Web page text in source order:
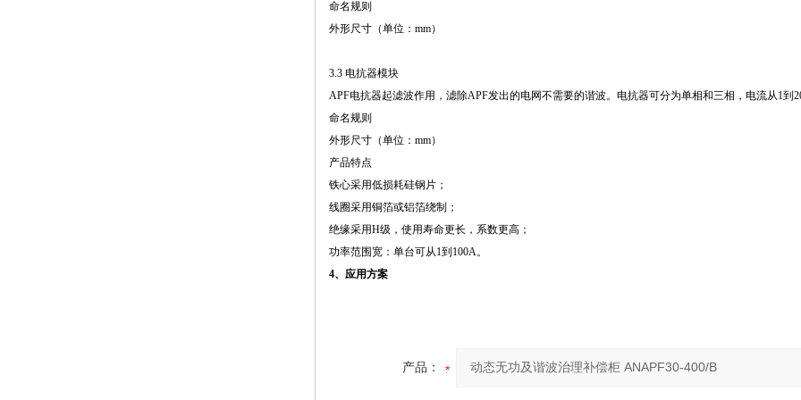
命名规则
外形尺寸（单位：mm）
3.3 电抗器模块
APF电抗器起滤波作用，滤除APF发出的电网不需要的谐波。电抗器可分为单相和三相，电流从1到
命名规则
外形尺寸（单位：mm）
产品特点
铁心采用低损耗硅钢片；
线圈采用铜箔或铝箔绕制；
绝缘采用H级，使用寿命更长，系数更高；
功率范围宽：单台可从1到100A。
4、应用方案
产品：